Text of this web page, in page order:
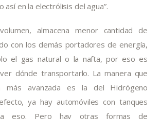
así en la electrólisis del agua”.
almacena menor cantidad de
con los demás portadores de energía,
el gas natural o la nafta, por eso es
dónde transportarlo. La manera que
más avanzada es la del Hidrógeno
ya hay automóviles con tanques
eso. Pero hay otras formas de